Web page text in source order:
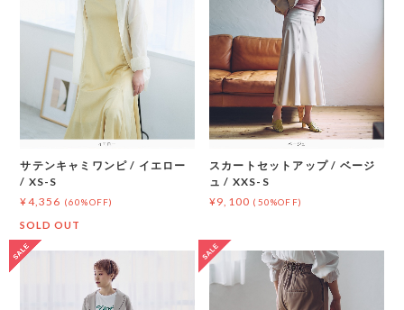
サテンキャミワンピ / イエロー
/ XS-S
¥4,356 (60%OFF)
SOLD OUT
スカートセットアップ / ベージ
ュ / XXS-S
¥9,100 (50%OFF)